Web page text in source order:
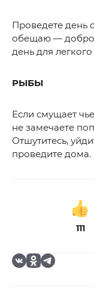
Проведете день
обещаю — добро
день для
РЫБЫ
Если смущает
не замечаете
Отшутитесь,
проведите дома.
111